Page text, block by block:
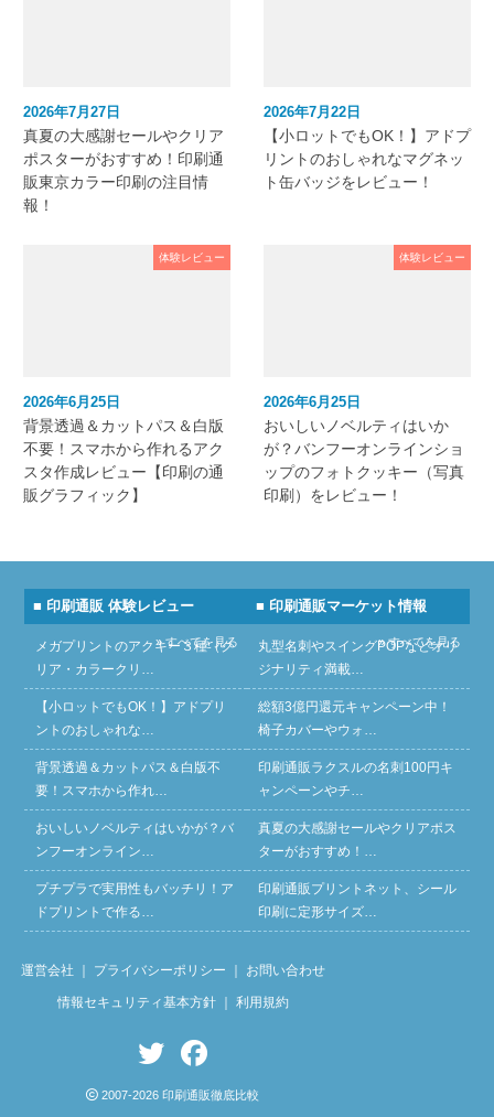
2026年7月27日
真夏の大感謝セールやクリア
ポスターがおすすめ！印刷通
販東京カラー印刷の注目情
報！
2026年7月22日
【小ロットでもOK！】アドプ
リントのおしゃれなマグネッ
ト缶バッジをレビュー！
体験レビュー
2026年6月25日
背景透過＆カットパス＆白版
不要！スマホから作れるアク
スタ作成レビュー【印刷の通
販グラフィック】
体験レビュー
2026年6月25日
おいしいノベルティはいか
が？バンフーオンラインショ
ップのフォトクッキー（写真
印刷）をレビュー！
■ 印刷通販 体験レビュー
» すべてを見る
メガプリントのアクキー３種（ク
リア・カラークリ…
【小ロットでもOK！】アドプリ
ントのおしゃれな…
背景透過＆カットパス＆白版不
要！スマホから作れ…
おいしいノベルティはいかが？バ
ンフーオンライン…
プチプラで実用性もバッチリ！ア
ドプリントで作る…
■ 印刷通販マーケット情報
» すべてを見る
丸型名刺やスイングPOPなどオリ
ジナリティ満載…
総額3億円還元キャンペーン中！
椅子カバーやウォ…
印刷通販ラクスルの名刺100円キ
ャンペーンやチ…
真夏の大感謝セールやクリアポス
ターがおすすめ！…
印刷通販プリントネット、シール
印刷に定形サイズ…
運営会社 プライバシーポリシー お問い合わせ
情報セキュリティ基本方針｜ 利用規約
2007-2026 印刷通販徹底比較